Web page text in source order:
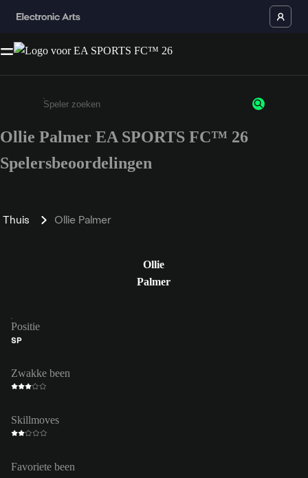
Enter a minimum of 3 characters or numbers
Ollie Palmer EA SPORTS FC™ 26
Spelersbeoordelingen
Thuis Ollie Palmer
Ollie
Palmer
Positie
SP
Zwakke been
Skillmoves
Favoriete been